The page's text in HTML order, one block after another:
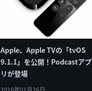
Apple、Apple TVの「tvOS
9.1.1」を公開！Podcastアプ
リが登場
2016年01月26日